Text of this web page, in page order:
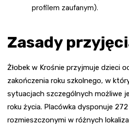
profilem zaufanym).
Zasady
Żłobek w Krośnie przyjmuje dzieci
zakończenia roku szkolnego, w
sytuacjach szczególnych możliwe
roku życia. Placówka dysponuje
rozmieszczonymi w różnych